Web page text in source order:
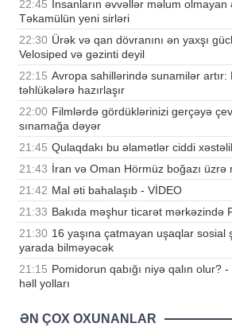
22:45
İnsanların əvvəllər məlum olmayan
Təkamülün yeni sirləri
22:30 Ürək və qan dövranını ən yaxşı
Velosiped və gəzinti deyil
22:15 Avropa sahillərində sunamilər
təhlükələrə hazırlaşır
22:00 Filmlərdə gördüklərinizi gerçəyə
sınamağa dəyər
21:45 Qulaqdakı bu əlamətlər ciddi
21:43 İran və Oman Hörmüz boğazı üzrə
21:42 Mal əti bahalaşıb - VİDEO
21:33 Bakıda məşhur ticarət mərkəzində
21:30 16 yaşına çatmayan uşaqlar sosial
yarada bilməyəcək
21:15 Pomidorun qabığı niyə qalın olur?
həll yolları
ƏN ÇOX OXUNANLAR